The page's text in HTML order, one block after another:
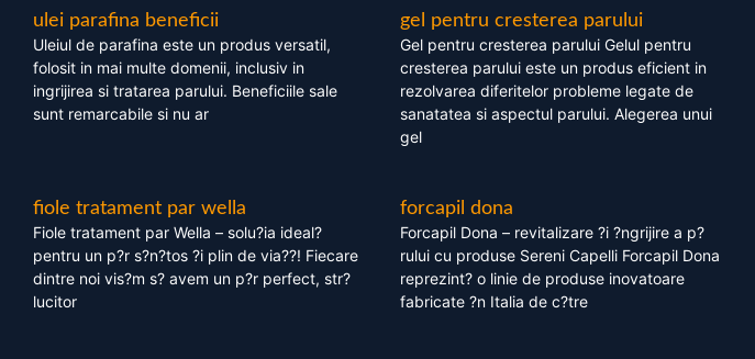
ulei parafina beneficii
Uleiul de parafina este un produs versatil,
folosit in mai multe domenii, inclusiv in
ingrijirea si tratarea parului. Beneficiile sale
sunt remarcabile si nu ar
gel pentru cresterea parului
Gel pentru cresterea parului Gelul pentru
cresterea parului este un produs eficient in
rezolvarea diferitelor probleme legate de
sanatatea si aspectul parului. Alegerea unui
gel
fiole tratament par wella
Fiole tratament par Wella – solu?ia ideal?
pentru un p?r s?n?tos ?i plin de via??! Fiecare
dintre noi vis?m s? avem un p?r perfect, str?
lucitor
forcapil dona
Forcapil Dona – revitalizare ?i ?ngrijire a p?
rului cu produse Sereni Capelli Forcapil Dona
reprezint? o linie de produse inovatoare
fabricate ?n Italia de c?tre